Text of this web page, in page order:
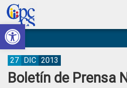
Abrir barra de herramientas
Skip
to
primary
navigation
Skip
to
main
content
Skip
to
primary
sidebar
Skip
to
footer
Consejo
de
Participación
Ciudadana
Construyendo
Poder
Ciudadano
Boletín de Prensa
27 DIC 2013